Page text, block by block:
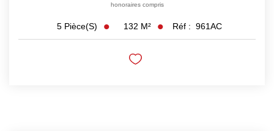
honoraires compris
5 Pièce(s) 132 M² Réf : 961AC